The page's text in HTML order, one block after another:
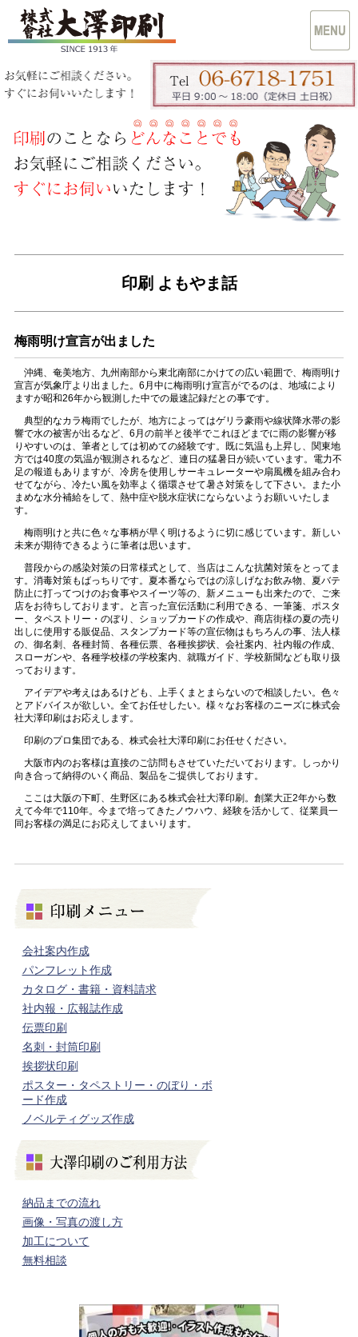
印刷 よもやま話
梅雨明け宣言が出ました
沖縄、奄美地方、九州南部から東北南部にかけての広い範囲で、梅雨明け
宣言が気象庁より出ました。6月中に梅雨明け宣言がでるのは、地域により
ますが昭和26年から観測した中での最速記録だとの事です。
典型的なカラ梅雨でしたが、地方によってはゲリラ豪雨や線状降水帯の影
響で水の被害が出るなど、6月の前半と後半でこれほどまでに雨の影響が移
りやすいのは、筆者としては初めての経験です。既に気温も上昇し、関東地
方では40度の気温が観測されるなど、連日の猛暑日が続いています。電力不
足の報道もありますが、冷房を使用しサーキュレーターや扇風機を組み合わ
せてながら、冷たい風を効率よく循環させて暑さ対策をして下さい。また小
まめな水分補給をして、熱中症や脱水症状にならないようお願いいたしま
す。
梅雨明けと共に色々な事柄が早く明けるように切に感じています。新しい
未来が期待できるように筆者は思います。
普段からの感染対策の日常様式として、当店はこんな抗菌対策をとってま
す。消毒対策もばっちりです。夏本番ならではの涼しげなお飲み物、夏バテ
防止に打ってつけのお食事やスイーツ等の、新メニューも出来たので、ご来
店をお待ちしております。と言った宣伝活動に利用できる、一筆箋、ポスタ
ー、タペストリー・のぼり、ショップカードの作成や、商店街様の夏の売り
出しに使用する販促品、スタンプカード等の宣伝物はもちろんの事、法人様
の、御名刺、各種封筒、各種伝票、各種挨拶状、会社案内、社内報の作成、
スローガンや、各種学校様の学校案内、就職ガイド、学校新聞なども取り扱
っております。
アイデアや考えはあるけども、上手くまとまらないので相談したい。色々
とアドバイスが欲しい。全てお任せしたい。様々なお客様のニーズに株式会
社大澤印刷はお応えします。
印刷のプロ集団である、株式会社大澤印刷にお任せください。
大阪市内のお客様は直接のご訪問もさせていただいております。しっかり
向き合って納得のいく商品、製品をご提供しております。
ここは大阪の下町、生野区にある株式会社大澤印刷。創業大正2年から数
えて今年で110年。今まで培ってきたノウハウ、経験を活かして、従業員一
同お客様の満足にお応えしてまいります。
会社案内作成
パンフレット作成
カタログ・書籍・資料請求
社内報・広報誌作成
伝票印刷
名刺・封筒印刷
挨拶状印刷
ポスター・タペストリー・のぼり・ボ
ード作成
ノベルティグッズ作成
納品までの流れ
画像・写真の渡し方
加工について
無料相談